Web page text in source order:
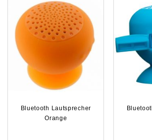
Bluetooth Lautsprecher
Orange